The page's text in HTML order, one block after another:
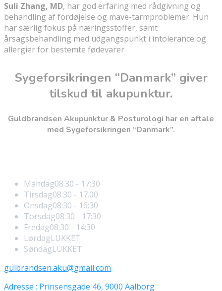
Suli Zhang, MD, har god erfaring med rådgivning og
behandling af fordøjelse og mave-tarmproblemer. Hun
har særlig fokus på næringsstoffer, samt
årsagsbehandling med udgangspunkt i intolerance og
allergier for bestemte fødevarer.
Sygeforsikringen “Danmark” giver
tilskud til akupunktur.
Guldbrandsen Akupunktur & Posturologi har en aftale
med Sygeforsikringen “Danmark”.
Mandag08:30 - 17:30
Tirsdag08:30 - 17.00
Onsdag08:30 - 16:30
Torsdag08:30 - 17:30
Fredag08:30 - 14:30
LørdagLUKKET
SøndagLUKKET
gulbrandsen.aku@gmail.com
Adresse : Prinsensgade 46, 9000 Aalborg